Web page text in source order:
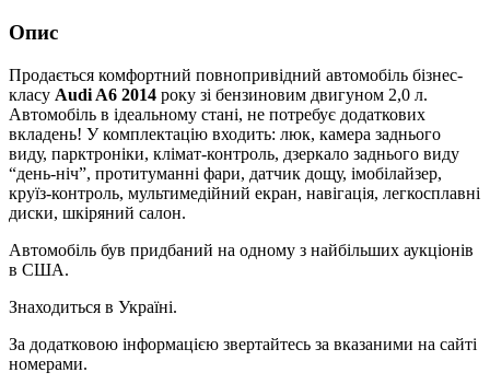
Опис
Продається комфортний повнопривідний автомобіль бізнес-
класу Audi A6 2014 року зі бензиновим двигуном 2,0 л.
Автомобіль в ідеальному стані, не потребує додаткових
вкладень! У комплектацію входить: люк, камера заднього
виду, парктроніки, клімат-контроль, дзеркало заднього виду
“день-ніч”, протитуманні фари, датчик дощу, імобілайзер,
круїз-контроль, мультимедійний екран, навігація, легкосплавні
диски, шкіряний салон.
Автомобіль був придбаний на одному з найбільших аукціонів
в США.
Знаходиться в Україні.
За додатковою інформацією звертайтесь за вказаними на сайті
номерами.